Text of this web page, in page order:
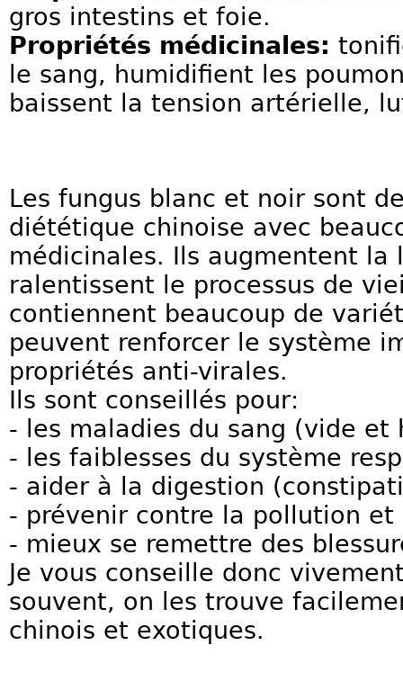
gros intestins et foie.
Propriétés médicinales:
le sang, humidifient les
baissent la tension artérielle,
Les fungus blanc et noir sont
diététique chinoise avec
médicinales. Ils augmentent la
ralentissent le processus de
contiennent beaucoup de
peuvent renforcer le système
propriétés anti-virales.
Ils sont conseillés pour:
- les maladies du sang (vide et
- les faiblesses du système
- aider à la digestion
- prévenir contre la pollution et
- mieux se remettre des
Je vous conseille donc
souvent, on les trouve
chinois et exotiques.